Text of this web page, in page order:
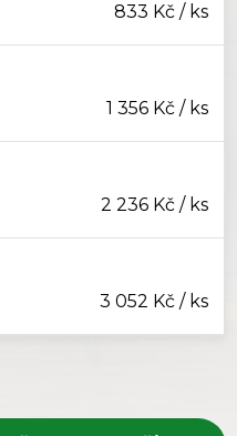
833 Kč / ks
1 356 Kč / ks
2 236 Kč / ks
3 052 Kč / ks